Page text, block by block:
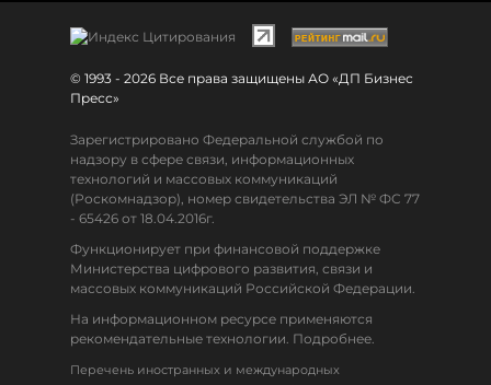
© 1993 - 2026 Все права защищены АО «ДП Бизнес
Пресс»
Зарегистрировано Федеральной службой по
надзору в сфере связи, информационных
технологий и массовых коммуникаций
(Роскомнадзор), номер свидетельства ЭЛ № ФС 77
- 65426 от 18.04.2016г.
Функционирует при финансовой поддержке
Министерства цифрового развития, связи и
массовых коммуникаций Российской Федерации.
На информационном ресурсе применяются
рекомендательные технологии. Подробнее.
Перечень иностранных и международных